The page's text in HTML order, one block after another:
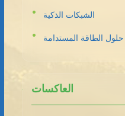
الشبكات الذكية
حلول الطاقة المستدامة
العاكسات